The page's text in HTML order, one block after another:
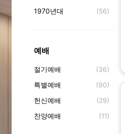
1970년대 (56)
2000년대
2010년대 (146)
2020년대 (213)
예배
절기예배 (36)
특별예배 (90)
헌신예배 (29)
찬양예배 (11)